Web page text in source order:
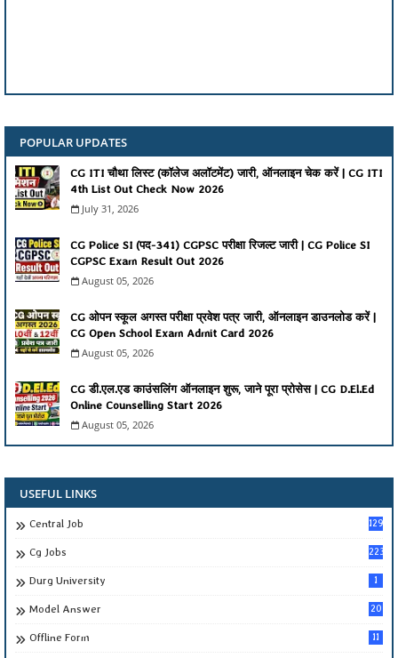
POPULAR UPDATES
CG ITI चौथा लिस्ट (कॉलेज अलॉटमेंट) जारी, ऑनलाइन चेक करें | CG ITI
4th List Out Check Now 2026
July 31, 2026
CG Police SI (पद-341) CGPSC परीक्षा रिजल्ट जारी | CG Police SI
CGPSC Exam Result Out 2026
August 05, 2026
CG ओपन स्कूल अगस्त परीक्षा प्रवेश पत्र जारी, ऑनलाइन डाउनलोड करें |
CG Open School Exam Admit Card 2026
August 05, 2026
CG डी.एल.एड काउंसलिंग ऑनलाइन शुरू, जाने पूरा प्रोसेस | CG D.El.Ed
Online Counselling Start 2026
August 05, 2026
USEFUL LINKS
Central Job 129
Cg Jobs 223
Durg University 1
Model Answer 20
Offline Form 11